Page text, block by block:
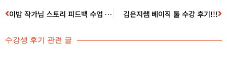
이밤 작가님 스토리 피드백 수업 후기입니다 김은지쌤 베이직 툴 수강 후기!!!
수강생 후기 관련 글